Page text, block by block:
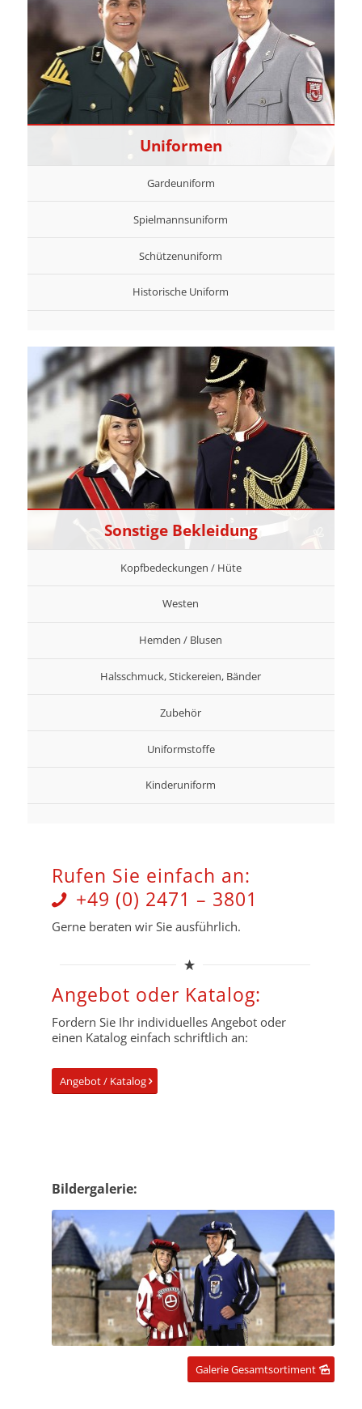
Uniformen
Gardeuniform
Spielmannsuniform
Schützenuniform
Historische Uniform
Sonstige Bekleidung
Kopfbedeckungen / Hüte
Westen
Hemden / Blusen
Halsschmuck, Stickereien, Bänder
Zubehör
Uniformstoffe
Kinderuniform
Rufen Sie einfach an:
+49 (0) 2471 – 3801
Gerne beraten wir Sie ausführlich.
Angebot oder Katalog:
Fordern Sie Ihr individuelles Angebot oder
einen Katalog einfach schriftlich an:
Angebot / Katalog
Bildergalerie:
Galerie Gesamtsortiment